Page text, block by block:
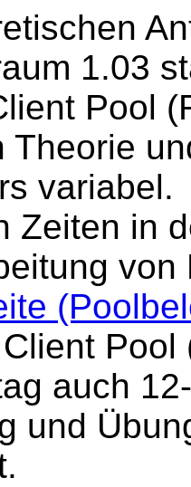
1.03
Pool
Theorie
variabel.
Zeiten in
auch
und